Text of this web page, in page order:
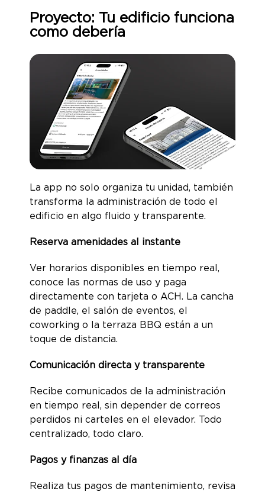
Proyecto: Tu edificio funciona
como debería
La app no solo organiza tu unidad, también
transforma la administración de todo el
edificio en algo fluido y transparente.
Reserva amenidades al instante
Ver horarios disponibles en tiempo real,
conoce las normas de uso y paga
directamente con tarjeta o ACH. La cancha
de paddle, el salón de eventos, el
coworking o la terraza BBQ están a un
toque de distancia.
Comunicación directa y transparente
Recibe comunicados de la administración
en tiempo real, sin depender de correos
perdidos ni carteles en el elevador. Todo
centralizado, todo claro.
Pagos y finanzas al día
Realiza tus pagos de mantenimiento, revisa